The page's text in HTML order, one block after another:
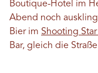
Boutique-Hotel im
Abend noch
Bier im Shooting
Bar, gleich die